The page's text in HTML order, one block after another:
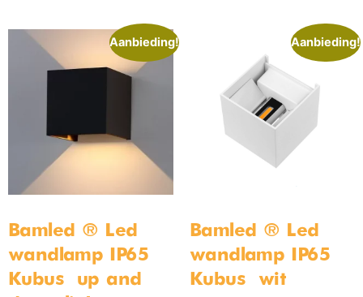
Aanbieding!
Bamled ® Led
wandlamp IP65
Kubus – up and
Aanbieding!
Bamled ® Led
wandlamp IP65
Kubus – wit